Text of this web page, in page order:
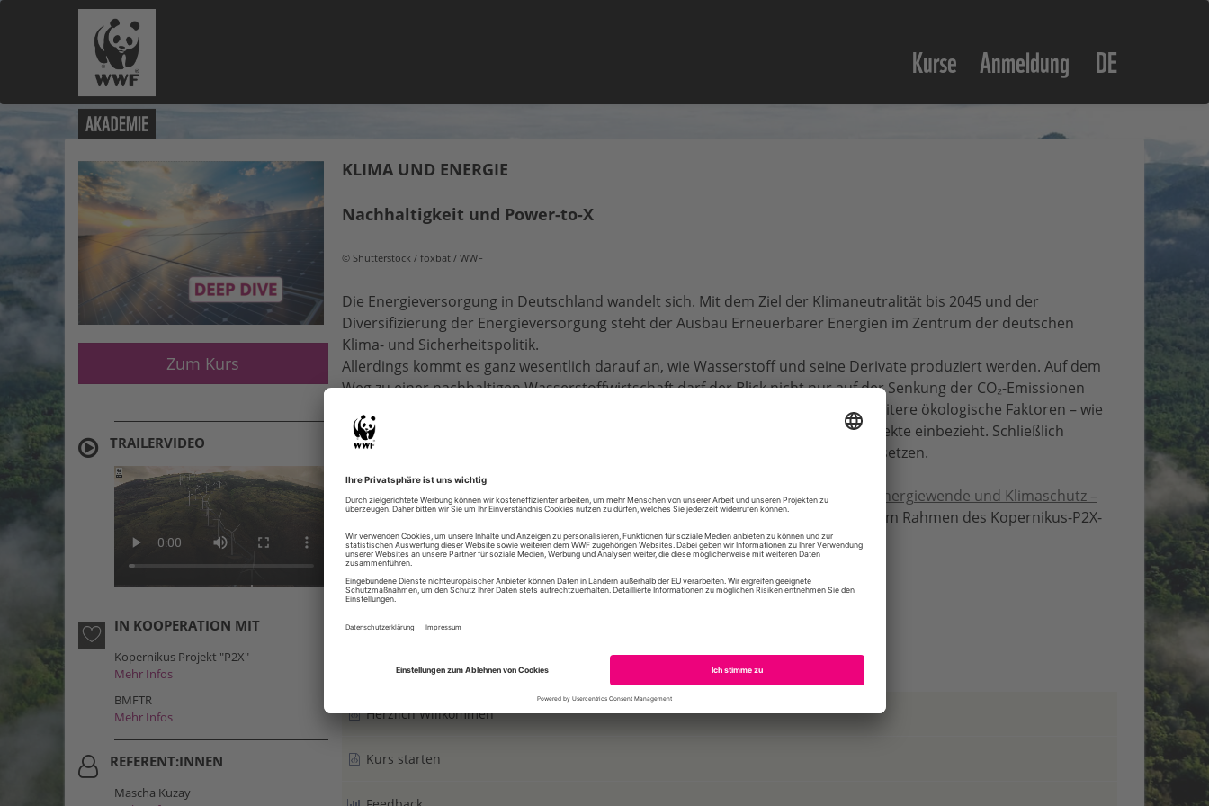
Kurse Anmeldung DE
Zum Kurs
TRAILERVIDEO
IN KOOPERATION MIT
Kopernikus Projekt "P2X"
Mehr Infos
BMFTR
Mehr Infos
REFERENT:INNEN
Mascha Kuzay
KLIMA UND ENERGIE
Nachhaltigkeit und Power-to-X
© Shutterstock / foxbat / WWF
Die Energieversorgung in Deutschland wandelt sich. Mit dem Ziel der Klimaneutralität bis 2045 und der
Diversifizierung der Energieversorgung steht der Ausbau Erneuerbarer Energien im Zentrum der deutschen
Klima- und Sicherheitspolitik.
Allerdings kommt es ganz wesentlich darauf an, wie Wasserstoff und seine Derivate produziert werden. Auf dem
Weg zu einer nachhaltigen Wasserstoffwirtschaft darf der Blick nicht nur auf der Senkung der CO₂-Emissionen
liegen, sondern muss einem ganzheitlichen Nachhaltigkeitsansatz folgen, der weitere ökologische Faktoren – wie
etwa die nachhaltige Nutzung von Wasser – sowie soziale und ökonomische Aspekte einbezieht. Schließlich
braucht es eine gute
, um diese Nachhaltigkeitsfaktoren auch umzusetzen.
Dieser E-Learning-Kurs ergänzt den bereits bestehenden KursWasserstoff für Energiewende und Klimaschutz –
Power-to-Xin der WWF Akademie. Der WWF Deutschland hat diesen Onlinekurs im Rahmen des Kopernikus-P2X-
Projekts erstellt.
Stand: 13.07.2026
Kursinhalt
Herzlich Willkommen
Kurs starten